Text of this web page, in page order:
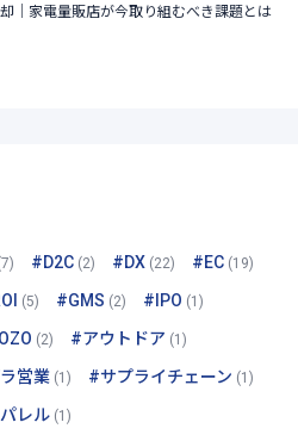
#D2C (2) #DX (22) #EC (19)
(5) #GMS (2) #IPO (1)
(2) #アウトドア (1)
営業 (1) #サプライチェーン (1)
レル (1)